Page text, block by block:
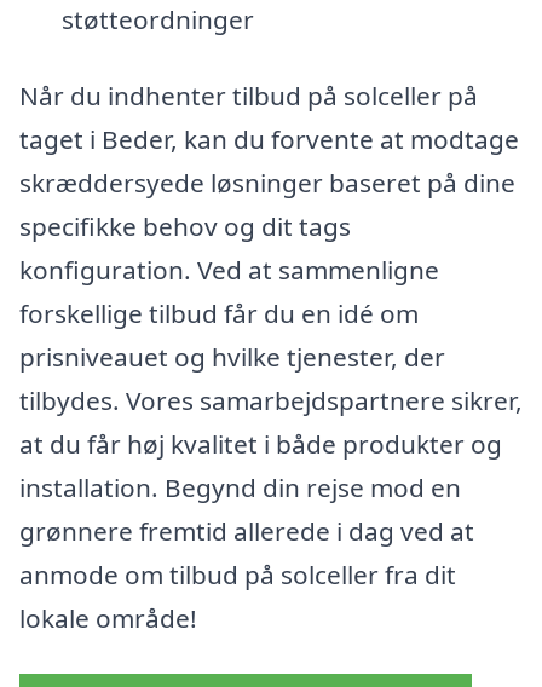
støtteordninger
Når du indhenter tilbud på solceller på
taget i Beder, kan du forvente at modtage
skræddersyede løsninger baseret på dine
specifikke behov og dit tags
konfiguration. Ved at sammenligne
forskellige tilbud får du en idé om
prisniveauet og hvilke tjenester, der
tilbydes. Vores samarbejdspartnere sikrer,
at du får høj kvalitet i både produkter og
installation. Begynd din rejse mod en
grønnere fremtid allerede i dag ved at
anmode om tilbud på solceller fra dit
lokale område!